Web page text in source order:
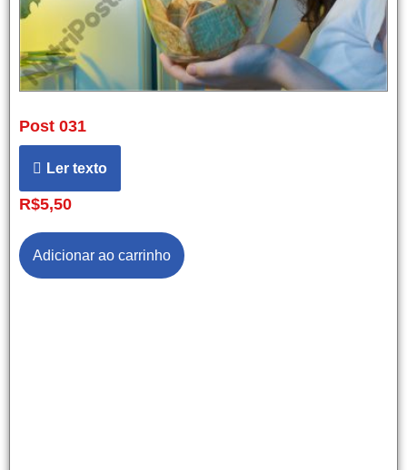
Post 031
Ler texto
R$5,50
Adicionar ao carrinho